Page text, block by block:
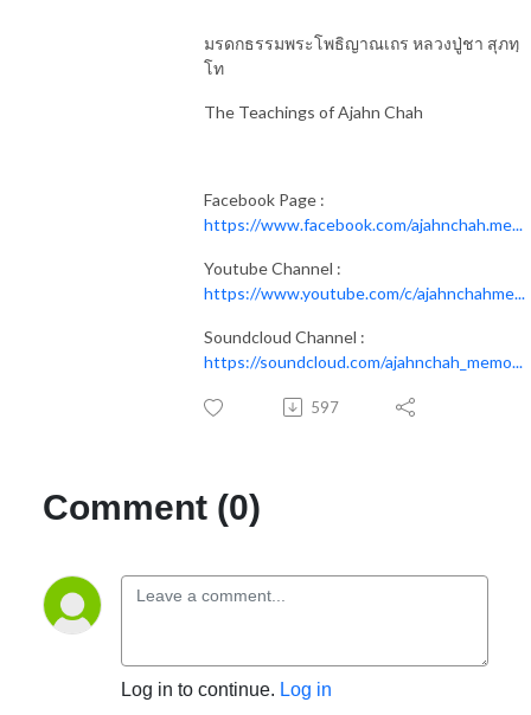
มรดกธรรมพระโพธิญาณเถร หลวงปู่ชา สุภทฺ
โท
The Teachings of Ajahn Chah
Facebook Page :
https://www.facebook.com/ajahnchah.me...
Youtube Channel :
https://www.youtube.com/c/ajahnchahme...
Soundcloud Channel :
https://soundcloud.com/ajahnchah_memo...
597
Comment (0)
Log in to continue. Log in